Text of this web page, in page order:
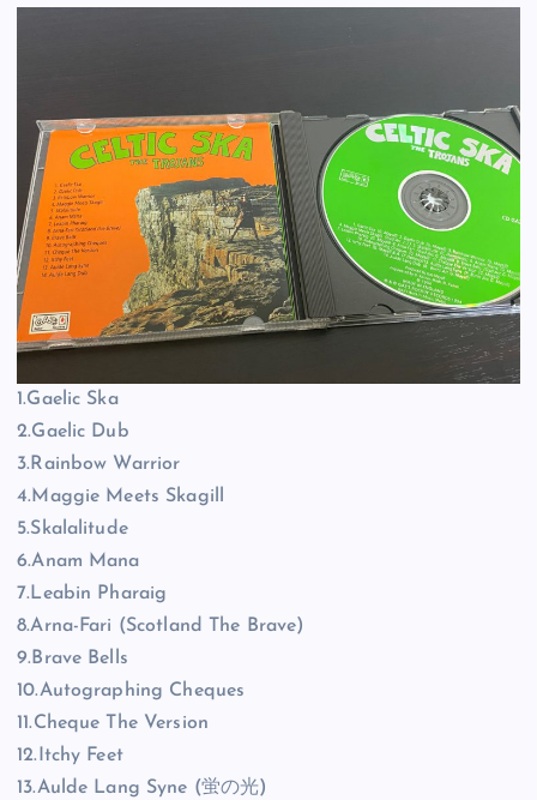
1.Gaelic Ska
2.Gaelic Dub
3.Rainbow Warrior
4.Maggie Meets Skagill
5.Skalalitude
6.Anam Mana
7.Leabin Pharaig
8.Arna-Fari (Scotland The Brave)
9.Brave Bells
10.Autographing Cheques
11.Cheque The Version
12.Itchy Feet
13.Aulde Lang Syne (蛍の光)